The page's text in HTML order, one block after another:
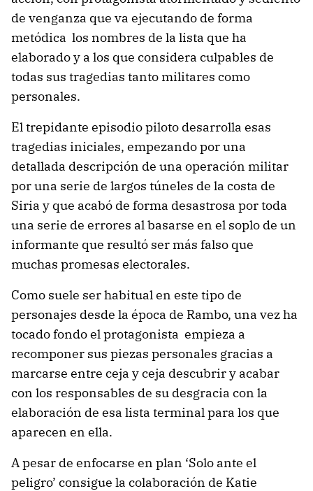
de venganza que va ejecutando de forma
metódica los nombres de la lista que ha
elaborado y a los que considera culpables de
todas sus tragedias tanto militares como
personales.
El trepidante episodio piloto desarrolla esas
tragedias iniciales, empezando por una
detallada descripción de una operación militar
por una serie de largos túneles de la costa de
Siria y que acabó de forma desastrosa por toda
una serie de errores al basarse en el soplo de un
informante que resultó ser más falso que
muchas promesas electorales.
Como suele ser habitual en este tipo de
personajes desde la época de Rambo, una vez ha
tocado fondo el protagonista empieza a
recomponer sus piezas personales gracias a
marcarse entre ceja y ceja descubrir y acabar
con los responsables de su desgracia con la
elaboración de esa lista terminal para los que
aparecen en ella.
A pesar de enfocarse en plan ‘Solo ante el
peligro’ consigue la colaboración de Katie